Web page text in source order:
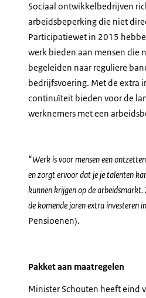
Sociaal ontwikkelbedrijven
arbeidsbeperking die niet
Participatiewet in 2015
werk bieden aan mensen die
begeleiden naar reguliere
bedrijfsvoering. Met de extra
continuïteit bieden voor de
werknemers met een
“Werk is voor mensen een
en zorgt ervoor dat je je talenten
kunnen krijgen op de
de komende jaren extra investeren
Pensioenen).
Pakket aan maatregelen
Minister Schouten heeft eind